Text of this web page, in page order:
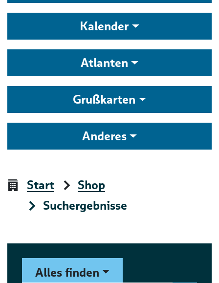
Kalender
Atlanten
Grußkarten
Anderes
Start
Shop
Suchergebnisse
Suchformular
Alles finden
Suchbegriff